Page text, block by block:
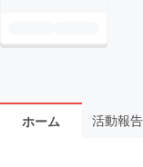
ホーム 活動報告